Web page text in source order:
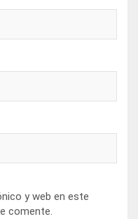
y web en este
comente.